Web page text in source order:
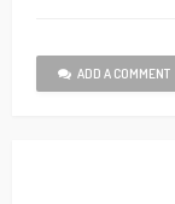
ADD A COMMENT